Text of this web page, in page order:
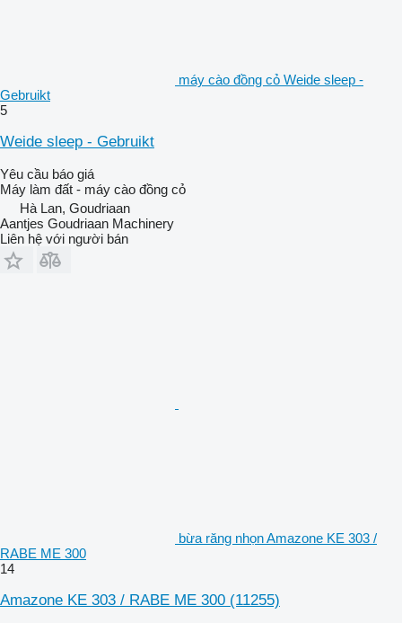
máy cào đồng cỏ Weide sleep -
Gebruikt
5
Weide sleep - Gebruikt
Yêu cầu báo giá
Máy làm đất - máy cào đồng cỏ
Hà Lan, Goudriaan
Aantjes Goudriaan Machinery
Liên hệ với người bán
bừa răng nhọn Amazone KE 303 /
RABE ME 300
14
Amazone KE 303 / RABE ME 300 (11255)